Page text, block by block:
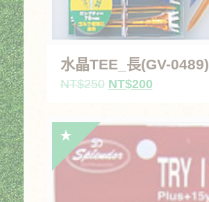
水晶TEE_長(GV-0489)
NT$250 原
NT$250。
NT$200目
格：
NT$200。